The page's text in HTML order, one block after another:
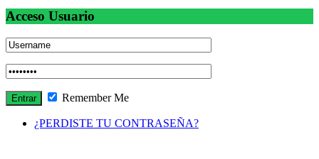
Acceso Usuario
Remember Me
¿PERDISTE TU CONTRASEÑA?